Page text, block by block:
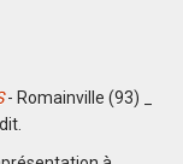
- Romainville (93) _